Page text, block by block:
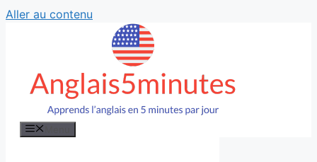
Aller au contenu